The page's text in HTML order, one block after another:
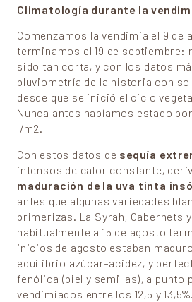
Climatología durante la
Comenzamos la vendimia el 9 de
terminamos el 19 de septiembre:
sido tan corta, y con los datos
pluviometría de la historia con
desde que se inició el ciclo
Nunca antes habíamos estado
l/m2.
Con estos datos de sequía
intensos de calor constante,
maduración de la uva tinta
antes que algunas variedades
primerizas. La Syrah, Cabernets
habitualmente a 15 de agosto
inicios de agosto estaban
equilibrio azúcar-acidez, y
fenólica (piel y semillas), a punto
vendimiados entre los 12,5 y 13,5%.